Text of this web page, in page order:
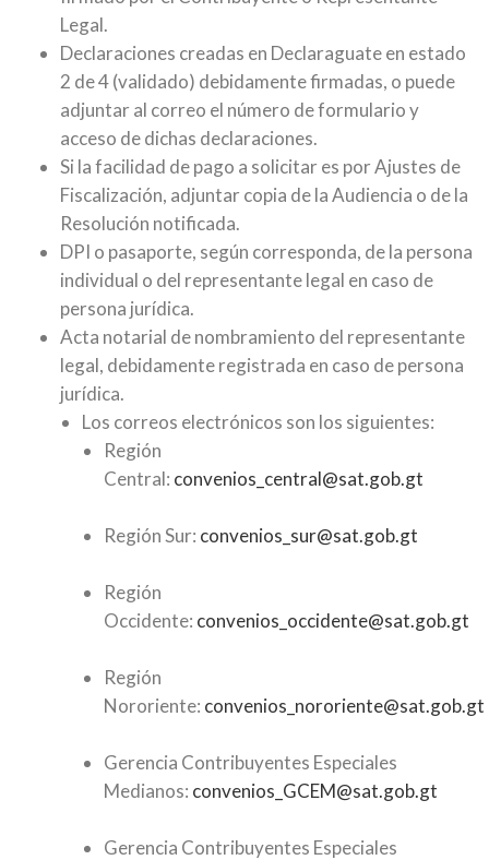
Legal.
Declaraciones creadas en Declaraguate en estado
2 de 4 (validado) debidamente firmadas, o puede
adjuntar al correo el número de formulario y
acceso de dichas declaraciones.
Si la facilidad de pago a solicitar es por Ajustes de
Fiscalización, adjuntar copia de la Audiencia o de la
Resolución notificada.
DPI o pasaporte, según corresponda, de la persona
individual o del representante legal en caso de
persona jurídica.
Acta notarial de nombramiento del representante
legal, debidamente registrada en caso de persona
jurídica.
Los correos electrónicos son los siguientes:
Región
Central: convenios_central@sat.gob.gt
Región Sur: convenios_sur@sat.gob.gt
Región
Occidente: convenios_occidente@sat.gob.gt
Región
Nororiente: convenios_nororiente@sat.gob.gt
Gerencia Contribuyentes Especiales
Medianos: convenios_GCEM@sat.gob.gt
Gerencia Contribuyentes Especiales